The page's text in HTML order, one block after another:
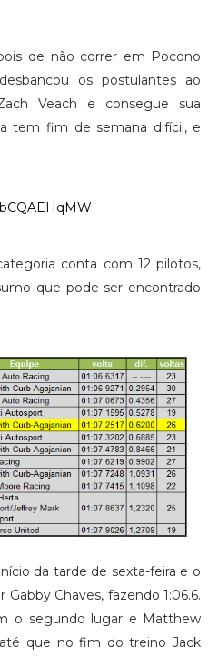
de não correr em Pocono
os postulantes ao
Veach e consegue sua
tem fim de semana difícil, e
conta com 12 pilotos,
que pode ser encontrado
da tarde de sexta-feira e o
Chaves, fazendo 1:06.6.
o segundo lugar e Matthew
que no fim do treino Jack